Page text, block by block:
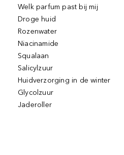
Welk parfum past bij mij
Droge huid
Rozenwater
Niacinamide
Squalaan
Salicylzuur
Huidverzorging in de winter
Glycolzuur
Jaderoller